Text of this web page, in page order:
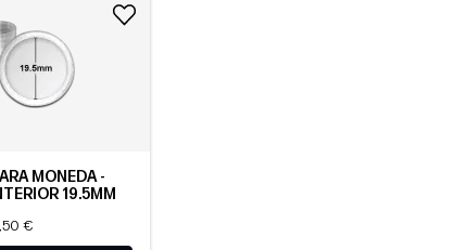
MONEDA -
19.5MM
€